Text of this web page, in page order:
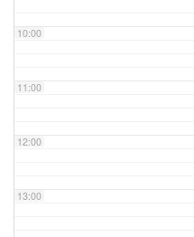
10:00
11:00
12:00
13:00